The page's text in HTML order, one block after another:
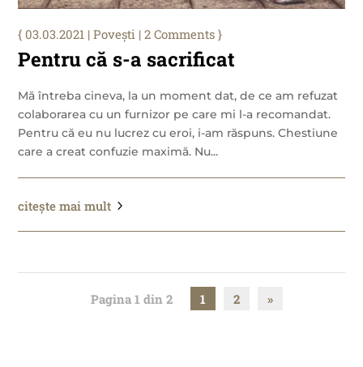
Pentru că s-a sacrificat
03.03.2021 |Povești | 2 Comments
Mă întreba cineva, la un moment dat, de ce am refuzat
colaborarea cu un furnizor pe care mi l-a recomandat.
Pentru că eu nu lucrez cu eroi, i-am răspuns. Chestiune
care a creat confuzie maximă. Nu...
citește mai mult
Pagina 1 din 2 1 2 »